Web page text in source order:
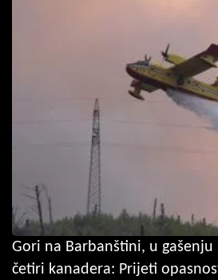
Gori na Barbanštini, u gašenju
četiri kanadera: Prijeti